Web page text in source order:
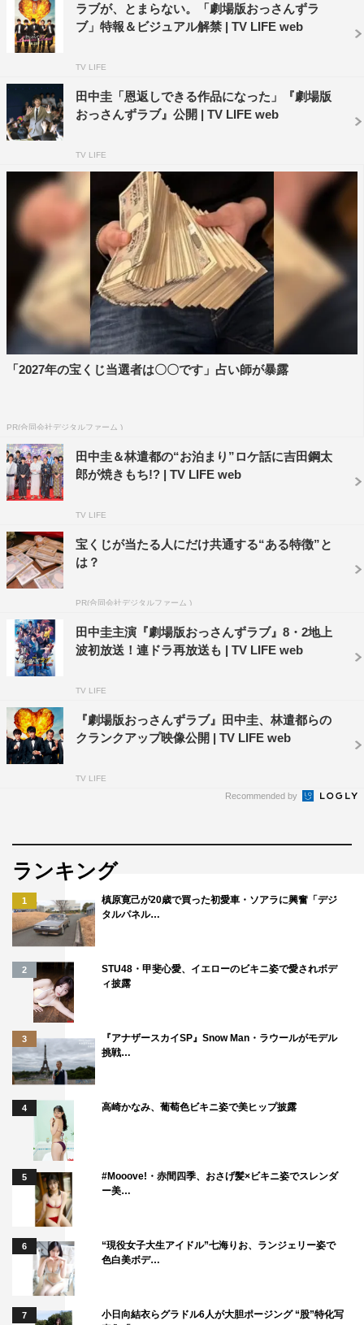
と感じる方です。実際に存在感がすごくて目を見るとたじ
ろいでしまう感じがします。とても洒脱でとてもオシャレ
な方ですし、俺の立場がいよいよ危うくなってきたなと感
じていまして、負けるもんかと思いながら演じさせていた
だいています。志尊君は、ドラマにも出演していたんじゃ
ないか？と思うくらい現場になじんでくれていますし、こ
れからもずっといてほしいと思うぐらいの存在です。映画
の公開を楽しみにしていただいているお客様がたくさんい
らっしゃると思います。僕たちも撮影に入ることをすごく
楽しみにしていました。その半面、連続ドラマよりも面白
いものにしたいという気持ちがありましたので、どんな作
品になるだろう？どんな台本が上がってくるんだろう？と
少し心配していたのですが、台本はすごく面白いし、もの
すごく良いチームワークでやはり「おっさんずラブ」の世
界はすごいなと思いながら日々撮影しております。必ず楽
しんでいただける作品になると思います。
ながっていくのですが、牧はドラマの最後から変化してい
るんです。その変化のきっかけになるのが、沢村さんが演
じる狸穴さんです。
なのチームワークが出来上がっていて不安もありましたの
で、志尊君の気持ちはよく分かりました。でも（田中）圭
君が先頭となってみんなを引っ張ってくれていますし、気
持ちの面で通じ合えているように思います。
映画版はスケールアップして、天空不動産の人たちにさま
ざまなことが降りかかるのですが、届けたいものは変わっ
ていないと思います。人と人との物語や、大切な人たちの
存在、愛することの喜びが映画でより強く深く届けられる
と思っています。楽しみにしていただきたいです。
＜沢村一樹（狸穴迅役）コメント＞
現場では皆さんの人間関係や人間関係を超えたラブみたい
間というよりは、少し敵対するような役柄ですので、皆さ
んの輪の中にずっと入っていられないのが残念なのです
が、楽しく演じさせてもらっています。視聴者のひとりと
してこのドラマを見ていた時から、「おっさんずラブ」は
ラブがテーマの作品だと思っていました。それは性別も年
齢も超えた、人としての思いやりも超えた愛情のような
「純愛の物語」だと思っています。今回の劇場版では、僕
と志尊君が新たに参加したことで関係性も複雑に絡み合っ
ていきますが、その分、愛情や人を愛する気持ちがより伝
わる作品になっていると思います。気合十分です！
普段の皆さんの関係性が作品に色濃く反映されていると感
じる現場です。今回映画から参加させていただくというこ
とで、チームの皆さんの空気感に早くなじめるように心掛
けました。（田中）圭さんが率先してコミュニケーション
をとってくれて引っ張ってくださいますので、安心して付
いていかせていただいています。
役柄としてはテンションを高くキープすること、また現場
で感じる生の空気感を真っすぐ受け取って発信するという
ことを意識し大切にしています。僕もいち視聴者として、
ラブが、とまらない。「劇場版おっさんずラ
ブ」特報＆ビジュアル解禁 | TV LIFE web
TV LIFE
田中圭「恩返しできる作品になった」『劇場版
おっさんずラブ』公開 | TV LIFE web
TV LIFE
「2027年の宝くじ当選者は〇〇です」占い師が暴露
PR(合同会社デジタルファーム )
田中圭＆林遣都の“お泊まり”ロケ話に吉田鋼太
郎が焼きもち!? | TV LIFE web
TV LIFE
宝くじが当たる人にだけ共通する“ある特徴”と
は？
PR(合同会社デジタルファーム )
田中圭主演『劇場版おっさんずラブ』8・2地上
波初放送！連ドラ再放送も | TV LIFE web
TV LIFE
『劇場版おっさんずラブ』田中圭、林遣都らの
クランクアップ映像公開 | TV LIFE web
TV LIFE
Recommended by
ランキング
1
槙原寛己が20歳で買った初愛車・ソアラに興奮「デジ
タルパネル…
2
STU48・甲斐心愛、イエローのビキニ姿で愛されボデ
ィ披露
3
『アナザースカイSP』Snow Man・ラウールがモデル
挑戦…
4 高崎かなみ、葡萄色ビキニ姿で美ヒップ披露
5
#Mooove!・赤間四季、おさげ髪×ビキニ姿でスレンダ
ー美…
6
“現役女子大生アイドル”七海りお、ランジェリー姿で
色白美ボデ…
7
小日向結衣らグラドル6人が大胆ポージング “股”特化写